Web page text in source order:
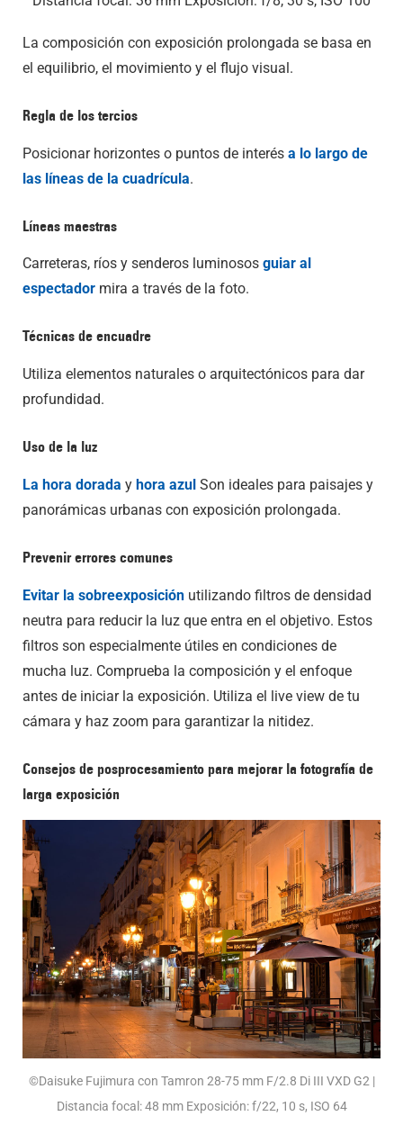
La composición con exposición prolongada se basa en
el equilibrio, el movimiento y el flujo visual.
Regla de los tercios
Posicionar horizontes o puntos de interés a lo largo de
las líneas de la cuadrícula.
Líneas maestras
Carreteras, ríos y senderos luminosos guiar al
espectador mira a través de la foto.
Técnicas de encuadre
Utiliza elementos naturales o arquitectónicos para dar
profundidad.
Uso de la luz
La hora dorada y hora azul Son ideales para paisajes y
panorámicas urbanas con exposición prolongada.
Prevenir errores comunes
Evitar la sobreexposición utilizando filtros de densidad
neutra para reducir la luz que entra en el objetivo. Estos
filtros son especialmente útiles en condiciones de
mucha luz. Comprueba la composición y el enfoque
antes de iniciar la exposición. Utiliza el live view de tu
cámara y haz zoom para garantizar la nitidez.
Consejos de posprocesamiento para mejorar la fotografía de
larga exposición
©Daisuke Fujimura con Tamron 28-75 mm F/2.8 Di III VXD G2 |
Distancia focal: 48 mm Exposición: f/22, 10 s, ISO 64